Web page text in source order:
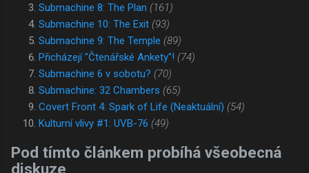
Submachine 8: The Plan (161)
Submachine 10: The Exit (93)
Submachine 9: The Temple (89)
Přicházejí "Čtenářské Ankety"! (74)
Submachine 6 v sobotu? (70)
Submachine: 32 Chambers (65)
Covert Front 4: Spark of Life (Neaktuální) (54)
Kulturní vlivy #1: UVB-76 (49)
Pod tímto článkem probíhá všeobecná
diskuze